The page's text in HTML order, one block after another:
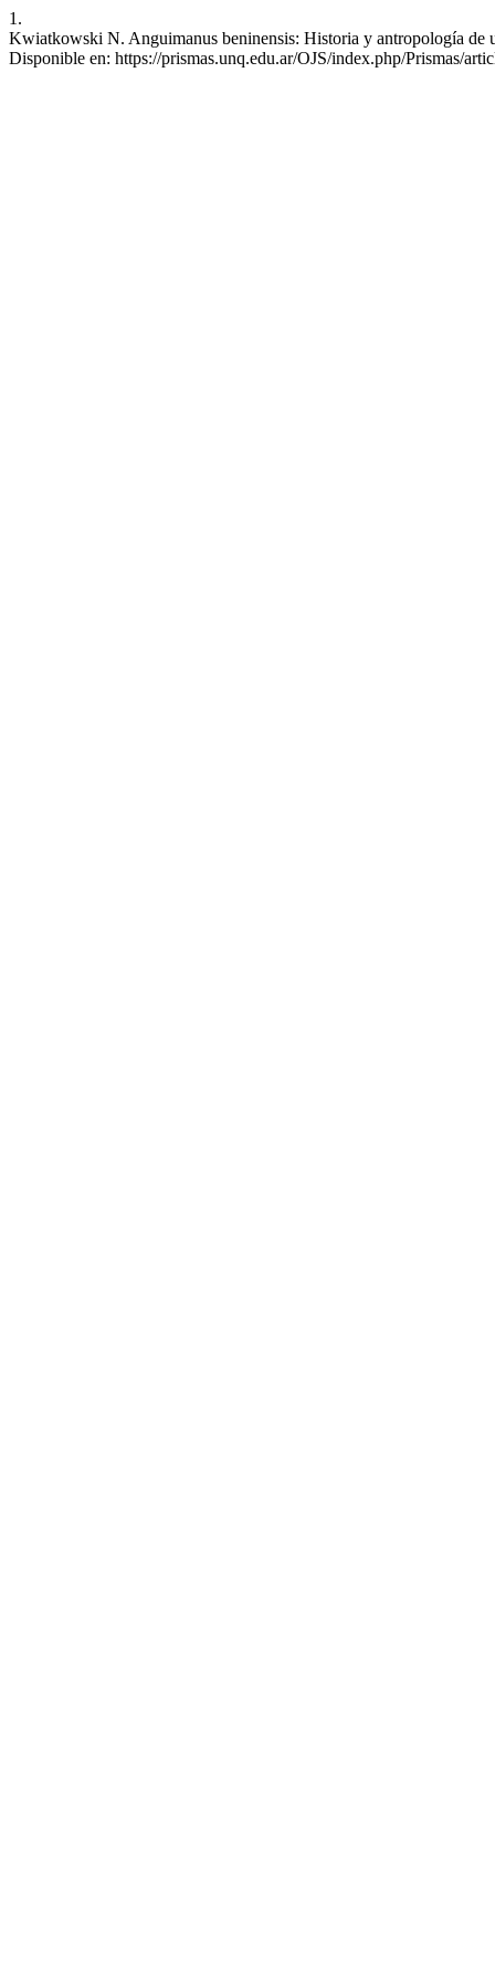
1.
Kwiatkowski N. Anguimanus beninensis: Historia y antropología de
Disponible en: https://prismas.unq.edu.ar/OJS/index.php/Prismas/